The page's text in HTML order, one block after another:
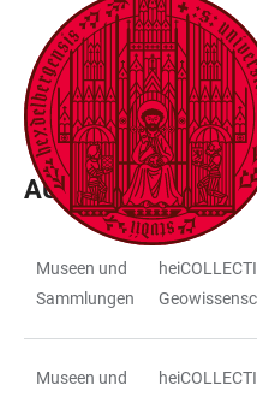
LINKS
ZUR
BARRIEREFREIHEIT
ZUM
HAUPTINHALT
HAUPTNAVIGATION
ÖFFNEN
WEBSEITENSUCHE
ÖFFNEN
LINKLISTE
AUGUST 2026
TABELLE
Museen und
Sammlungen
Museen und